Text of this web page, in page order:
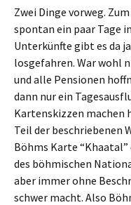
Zwei Dinge vorweg.
spontan ein paar Tage
Unterkünfte gibt es da
losgefahren. War wohl
und alle Pensionen
dann nur ein
Kartenskizzen machen
Teil der beschriebenen
Böhms Karte
des böhmischen
aber immer ohne
schwer macht. Also